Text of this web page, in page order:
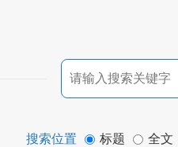
搜索位置 标题 全文